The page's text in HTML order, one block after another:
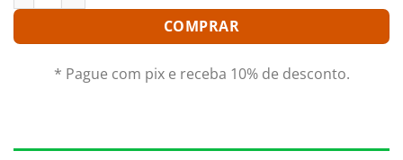
COMPRAR
* Pague com pix e receba 10% de desconto.